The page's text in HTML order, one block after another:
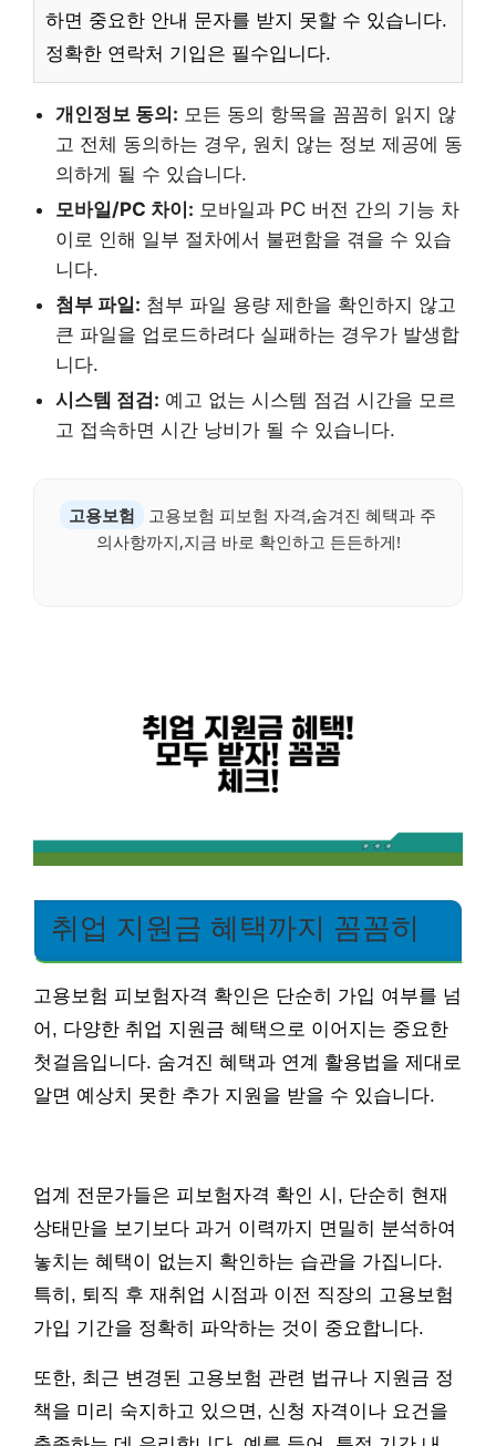
하면 중요한 안내 문자를 받지 못할 수 있습니다.
정확한 연락처 기입은 필수입니다.
개인정보 동의: 모든 동의 항목을 꼼꼼히 읽지 않
고 전체 동의하는 경우, 원치 않는 정보 제공에 동
의하게 될 수 있습니다.
모바일/PC 차이: 모바일과 PC 버전 간의 기능 차
이로 인해 일부 절차에서 불편함을 겪을 수 있습
니다.
첨부 파일: 첨부 파일 용량 제한을 확인하지 않고
큰 파일을 업로드하려다 실패하는 경우가 발생합
니다.
시스템 점검: 예고 없는 시스템 점검 시간을 모르
고 접속하면 시간 낭비가 될 수 있습니다.
고용보험
고용보험 피보험 자격,숨겨진 혜택과 주
의사항까지,지금 바로 확인하고 든든하게!
취업 지원금 혜택까지 꼼꼼히
고용보험 피보험자격 확인은 단순히 가입 여부를 넘
어, 다양한 취업 지원금 혜택으로 이어지는 중요한
첫걸음입니다. 숨겨진 혜택과 연계 활용법을 제대로
알면 예상치 못한 추가 지원을 받을 수 있습니다.
업계 전문가들은 피보험자격 확인 시, 단순히 현재
상태만을 보기보다 과거 이력까지 면밀히 분석하여
놓치는 혜택이 없는지 확인하는 습관을 가집니다.
특히, 퇴직 후 재취업 시점과 이전 직장의 고용보험
가입 기간을 정확히 파악하는 것이 중요합니다.
또한, 최근 변경된 고용보험 관련 법규나 지원금 정
책을 미리 숙지하고 있으면, 신청 자격이나 요건을